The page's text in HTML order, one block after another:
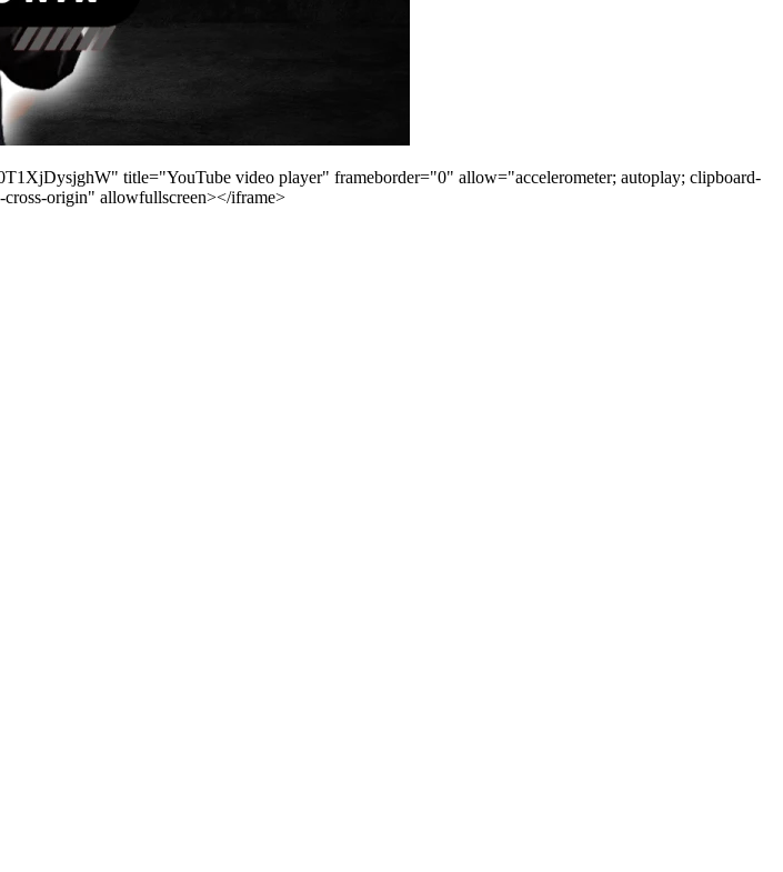
title="YouTube video player" frameborder="0" allow="accelerometer; autoplay; clipboard-
origin" allowfullscreen></iframe>